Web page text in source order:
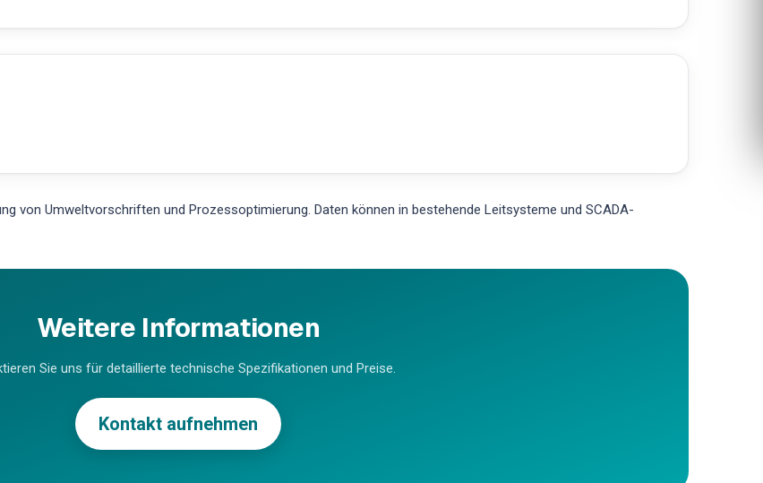
von Umweltvorschriften und Prozessoptimierung. Daten können in bestehende Leitsysteme und SCADA-
Weitere Informationen
Sie uns für detaillierte technische Spezifikationen und Preise.
Kontakt aufnehmen